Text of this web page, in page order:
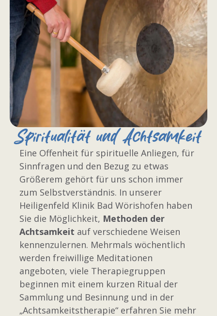
Spiritualität und Achtsamkeit
Eine Offenheit für spirituelle Anliegen, für
Sinnfragen und den Bezug zu etwas
Größerem gehört für uns schon immer
zum Selbstverständnis. In unserer
Heiligenfeld Klinik Bad Wörishofen haben
Sie die Möglichkeit, Methoden der
Achtsamkeit auf verschiedene Weisen
kennenzulernen. Mehrmals wöchentlich
werden freiwillige Meditationen
angeboten, viele Therapiegruppen
beginnen mit einem kurzen Ritual der
Sammlung und Besinnung und in der
„Achtsamkeitstherapie“ erfahren Sie mehr